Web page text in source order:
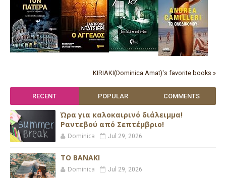
KIRIAKI(Dominica Amat)'s favorite books »
RECENT POPULAR COMMENTS
Ώρα για καλοκαιρινό διάλειμμα!
Ραντεβού από Σεπτέμβριο!
Dominica Jul 29, 2026
ΤΟ ΒΑΝΑΚΙ
Dominica Jul 29, 2026